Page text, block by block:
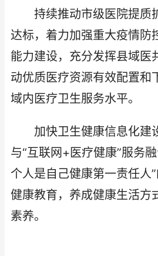
持续推动市级医院提质
达标，着力加强重大疫情防
能力建设，充分发挥县域医
动优质医疗资源有效配置和
域内医疗卫生服务水平。
加快卫生健康信息化建
与“互联网+医疗健康”服务
个人是自己健康第一责任人
健康教育，养成健康生活方
素养。